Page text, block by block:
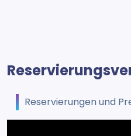
Reservierungen und